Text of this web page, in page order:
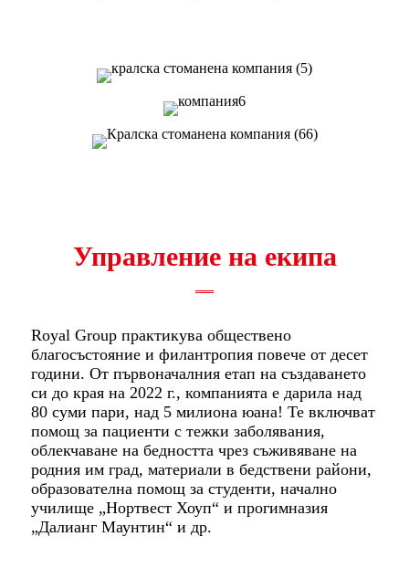
Управление на екипа
Royal Group практикува обществено
благосъстояние и филантропия повече от десет
години. От първоначалния етап на създаването
си до края на 2022 г., компанията е дарила над
80 суми пари, над 5 милиона юана! Те включват
помощ за пациенти с тежки заболявания,
облекчаване на бедността чрез съживяване на
родния им град, материали в бедствени райони,
образователна помощ за студенти, начално
училище „Нортвест Хоуп“ и прогимназия
„Далианг Маунтин“ и др.